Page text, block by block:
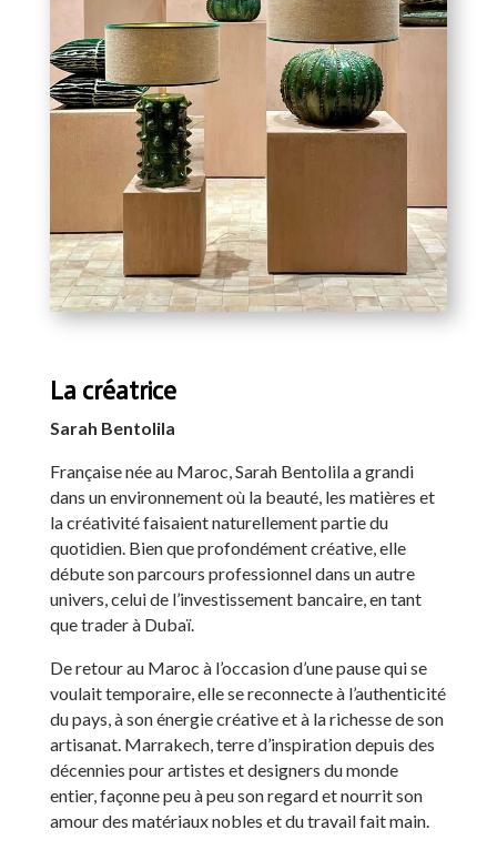
La créatrice
Sarah Bentolila
Française née au Maroc, Sarah Bentolila a grandi
dans un environnement où la beauté, les matières et
la créativité faisaient naturellement partie du
quotidien. Bien que profondément créative, elle
débute son parcours professionnel dans un autre
univers, celui de l’investissement bancaire, en tant
que trader à Dubaï.
De retour au Maroc à l’occasion d’une pause qui se
voulait temporaire, elle se reconnecte à l’authenticité
du pays, à son énergie créative et à la richesse de son
artisanat. Marrakech, terre d’inspiration depuis des
décennies pour artistes et designers du monde
entier, façonne peu à peu son regard et nourrit son
amour des matériaux nobles et du travail fait main.